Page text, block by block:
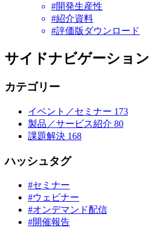
#開発生産性
#紹介資料
#評価版ダウンロード
サイドナビゲーション
カテゴリー
イベント／セミナー 173
製品／サービス紹介 80
課題解決 168
ハッシュタグ
#セミナー
#ウェビナー
#オンデマンド配信
#開催報告